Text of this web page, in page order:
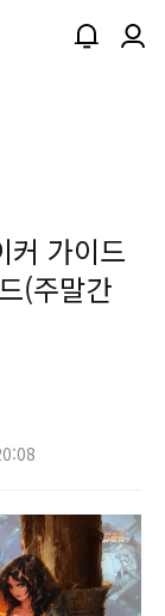
커 가이드
(주말간